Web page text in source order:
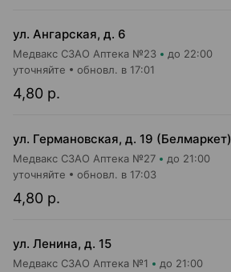
ул. Ангарская, д. 6
Медвакс СЗАО Аптека №23 до 22:00
4,80 р.
уточняйте обновл. в 17:01
ул. Германовская, д. 19 (Белмаркет)
Медвакс СЗАО Аптека №27 до 21:00
4,80 р.
уточняйте обновл. в 17:03
ул. Ленина, д. 15
Медвакс СЗАО Аптека №1 до 21:00